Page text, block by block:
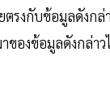
รงกับข้อมูลดังก
ของข้อมูลดังกล่าว